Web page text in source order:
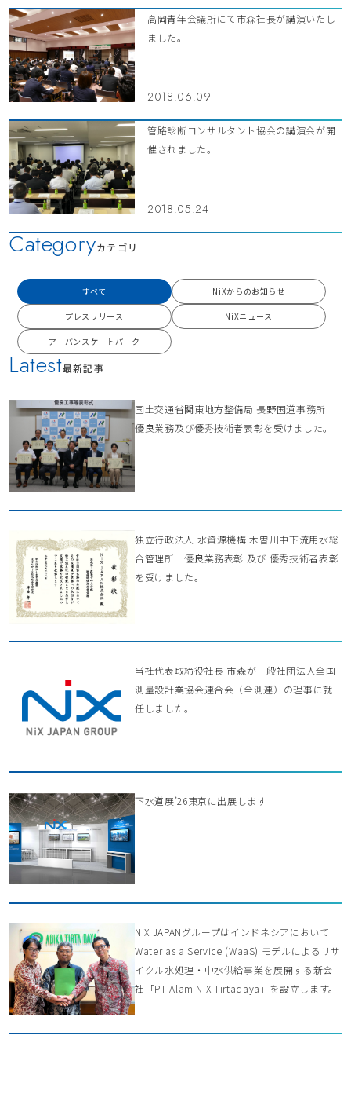
高岡青年会議所にて市森社長が講演いたし
ました。
2018.06.09
管路診断コンサルタント協会の講演会が開
催されました。
2018.05.24
Latest最新記事
国土交通省関東地方整備局 長野国道事務所
優良業務及び優秀技術者表彰を受けました。
独立行政法人 水資源機構 木曽川中下流用水総
合管理所 優良業務表彰 及び 優秀技術者表彰
を受けました。
当社代表取締役社長 市森が一般社団法人全国
測量設計業協会連合会（全測連）の理事に就
任しました。
下水道展’26東京に出展します
NiX JAPANグループはインドネシアにおいて
Water as a Service (WaaS) モデルによるリサ
イクル水処理・中水供給事業を展開する新会
社「PT Alam NiX Tirtadaya」を設立します。
Categoryカテゴリ
すべて NiXからのお知らせ
プレスリリース NiXニュース
アーバンスケートパーク